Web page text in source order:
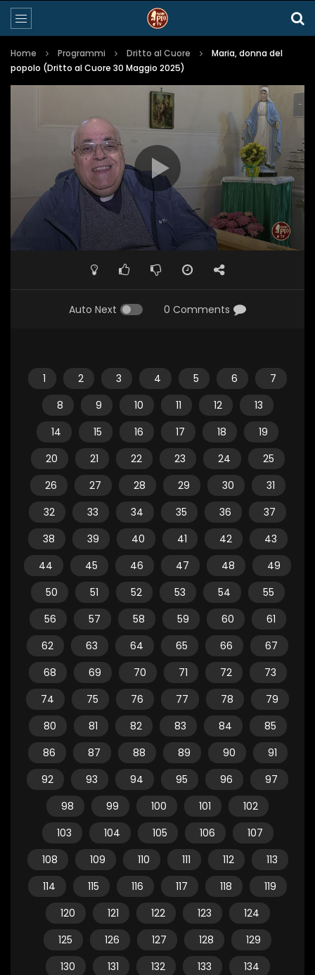
Home Programmi Dritto al Cuore
Maria, donna del
popolo (Dritto al Cuore 30 Maggio 2025)
Auto Next 0 Comments
1 2 3 4 5 6
7
8
9 10 11 12
13
14
15 16 17 18
19
20
21 22 23 24
25
26
27 28 29 30
31
32
33 34 35 36
37
38
39 40 41 42
43
44
45 46 47 48
49
50
51 52 53 54
55
56
57 58 59 60
61
62
63 64 65 66
67
68
69 70 71 72
73
74
75 76 77 78
79
80
81 82 83 84
85
86
87 88 89 90
91
92
93 94 95 96
97
98
99 100 101
102
103
104 105 106
107
108
109 110 111 112
113
114
115 116 117 118
119
120
121 122 123
124
125
126 127 128
129
130
131 132 133
134